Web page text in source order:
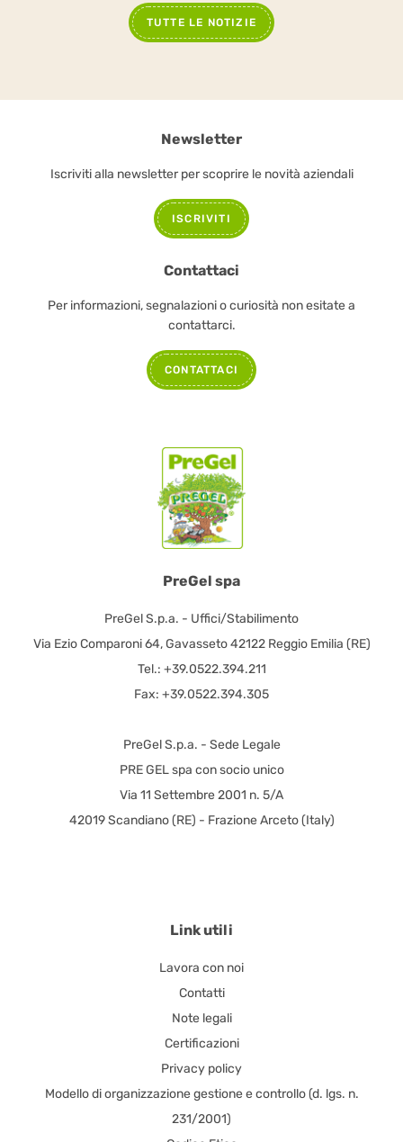
TUTTE LE NOTIZIE
PreGel spa
PreGel S.p.a. - Uffici/Stabilimento
Via Ezio Comparoni 64, Gavasseto 42122 Reggio Emilia (RE)
Tel.: +39.0522.394.211
Fax: +39.0522.394.305
PreGel S.p.a. - Sede Legale
PRE GEL spa con socio unico
Via 11 Settembre 2001 n. 5/A
42019 Scandiano (RE) - Frazione Arceto (Italy)
Link utili
Lavora con noi
Contatti
Note legali
Certificazioni
Privacy policy
Modello di organizzazione gestione e controllo (d. lgs. n.
231/2001)
Newsletter
Iscriviti alla newsletter per scoprire le novità aziendali
ISCRIVITI
Contattaci
Per informazioni, segnalazioni o curiosità non esitate a
contattarci.
CONTATTACI